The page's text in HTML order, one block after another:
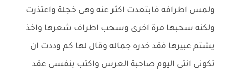
ولمس اطرافه فابتعدت اكثر عنه وهى خجلة واعتذرت
ولكنه سحبها مرة اخرى وسحب اطراف شعرها واخذ
يشتم عبيرها فقد خدره جماله وقال لها كم وددت ان
تكونى انتى اليوم صاحبة العرس واكتب بنفسى عقد